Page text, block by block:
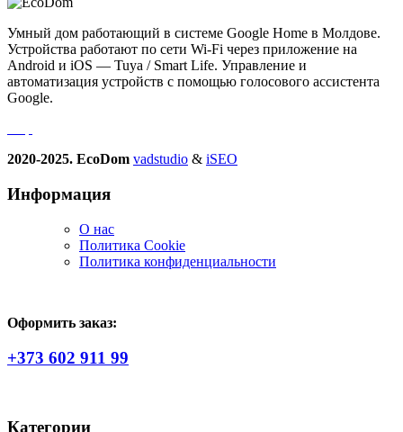
Умный дом работающий в системе Google Home в Молдове.
Устройства работают по сети Wi-Fi через приложение на
Android и iOS — Tuya / Smart Life. Управление и
автоматизация устройств с помощью голосового ассистента
Google.
2020-2025. EcoDom vadstudio & iSEO
Информация
О нас
Политика Сookie
Политика конфиденциальности
Оформить заказ:
+373 602 911 99
Категории